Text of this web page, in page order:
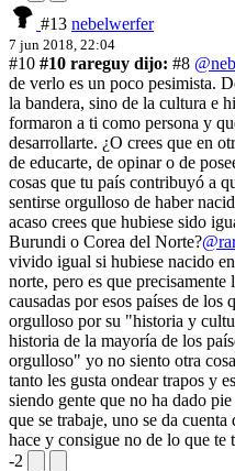
#13 nebelwerfer
7 jun 2018, 22:04
#10 #10 rareguy dijo: #8
de verlo es un poco pesimista.
la bandera, sino de la cultura e
formaron a ti como persona y
desarrollarte. ¿O crees que en
de educarte, de opinar o de
cosas que tu país contribuyó a
sentirse orgulloso de haber
acaso crees que hubiese sido
Burundi o Corea del Norte?
vivido igual si hubiese nacido
norte, pero es que precisamente
causadas por esos países de los
orgulloso por su "historia y
historia de la mayoría de los
orgulloso" yo no siento otra
tanto les gusta ondear trapos y
siendo gente que no ha dado
que se trabaje, uno se da
hace y consigue no de lo que te
-2